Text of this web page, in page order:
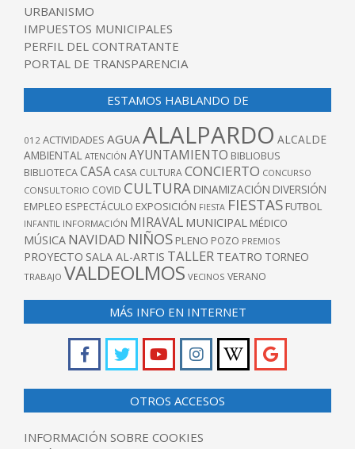
URBANISMO
IMPUESTOS MUNICIPALES
PERFIL DEL CONTRATANTE
PORTAL DE TRANSPARENCIA
ESTAMOS HABLANDO DE
012 ACTIVIDADES AGUAALALPARDO ALCALDE
AMBIENTAL ATENCIÓN AYUNTAMIENTO BIBLIOBUS
BIBLIOTECACASA CASA CULTURACONCIERTO CONCURSO
CONSULTORIO COVID CULTURA DINAMIZACIÓN DIVERSIÓN
EMPLEO ESPECTÁCULO EXPOSICIÓN FIESTA FIESTAS FUTBOL
INFANTIL INFORMACIÓN MIRAVAL MUNICIPAL MÉDICO
MÚSICA NAVIDAD NIÑOS PLENO POZO PREMIOS
PROYECTO SALA AL-ARTIS TALLER TEATRO TORNEO
TRABAJO VALDEOLMOS VECINOS VERANO
MÁS INFO EN INTERNET
OTROS ACCESOS
INFORMACIÓN SOBRE COOKIES